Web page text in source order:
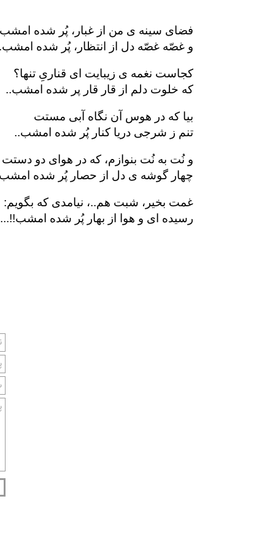
فضای سینه ی من از غبار، پُر شده
و غصّه غصّه دل از انتظار، پُر شده
کجاست نغمه ی زیبایت ای قناریِ تنها؟
که خلوت دلم از قار قار پر شده امشب..
بیا که در هوس آن نگاه آبی مستت
تنم ز شرجی دریا کنار پُر شده امشب..
و نُت به نُت بنوازم، که در هوای دو دستت
چهار گوشه ی دل از حصار پُر شده
غمت بخیر، شبت هم..، نیامدی که بگویم:
رسیده ای و هوا از بهار پُر شده امشب!!...